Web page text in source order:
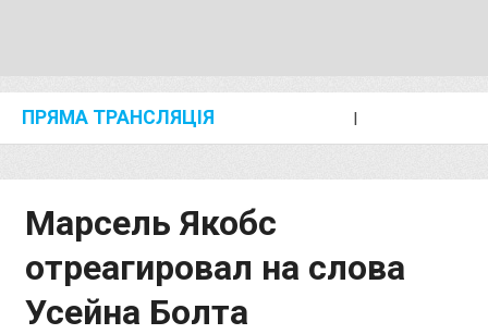
ПРЯМА ТРАНСЛЯЦІЯ I
Марсель Якобс
отреагировал на слова
Усейна Болта